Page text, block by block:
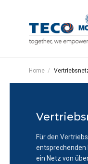
Home
Für den
entsprechenden
ein Netz von